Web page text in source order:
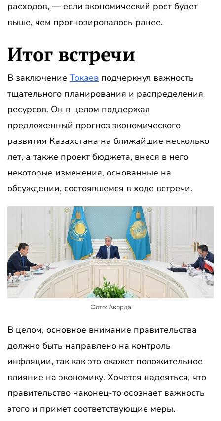
расходов, — если экономический рост будет
выше, чем прогнозировалось ранее.
Итог встречи
В заключение Токаев подчеркнул важность
тщательного планирования и распределения
ресурсов. Он в целом поддержал
предложенный прогноз экономического
развития Казахстана на ближайшие несколько
лет, а также проект бюджета, внеся в него
некоторые изменения, основанные на
обсуждении, состоявшемся в ходе встречи.
Фото: Акорда
В целом, основное внимание правительства
должно быть направлено на контроль
инфляции, так как это окажет положительное
влияние на экономику. Хочется надеяться, что
правительство наконец-то осознает важность
этого и примет соответствующие меры.